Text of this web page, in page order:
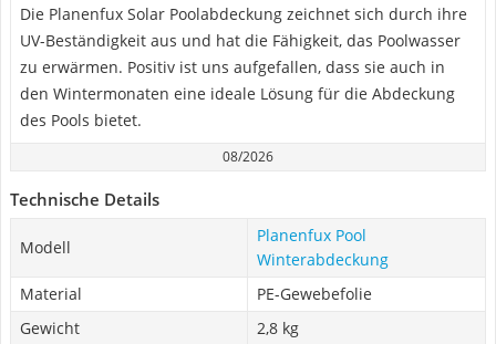
Die Planenfux Solar Poolabdeckung zeichnet sich durch ihre
UV-Beständigkeit aus und hat die Fähigkeit, das Poolwasser
zu erwärmen. Positiv ist uns aufgefallen, dass sie auch in
den Wintermonaten eine ideale Lösung für die Abdeckung
des Pools bietet.
08/2026
Technische Details
Modell
Planenfux Pool
Winterabdeckung
Material
PE-Gewebefolie
Gewicht
2,8 kg